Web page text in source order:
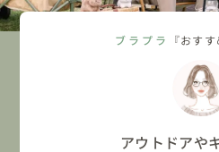
ブラプラ 『おす
アウトドアや